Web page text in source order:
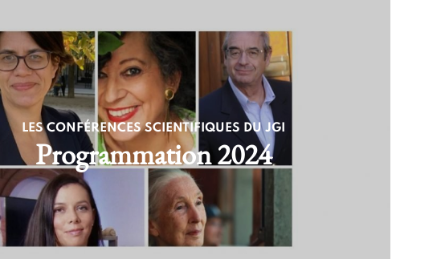
LES CONFÉRENCES SCIENTIFIQUES DU JGI
Programmation 2024